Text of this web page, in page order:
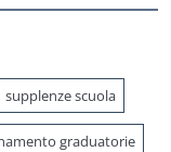
supplenze scuola
graduatorie